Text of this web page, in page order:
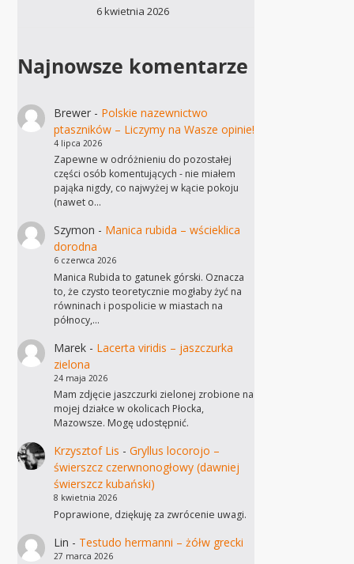
6 kwietnia 2026
Najnowsze komentarze
Brewer- Polskie nazewnictwo
ptaszników – Liczymy na Wasze opinie!
4 lipca 2026
Zapewne w odróżnieniu do pozostałej
części osób komentujących - nie miałem
pająka nigdy, co najwyżej w kącie pokoju
(nawet o…
Szymon - Manica rubida – wścieklica
dorodna
6 czerwca 2026
Manica Rubida to gatunek górski. Oznacza
to, że czysto teoretycznie mogłaby żyć na
równinach i pospolicie w miastach na
północy,…
Marek- Lacerta viridis – jaszczurka
zielona
24 maja 2026
Mam zdjęcie jaszczurki zielonej zrobione na
mojej działce w okolicach Płocka,
Mazowsze. Mogę udostępnić.
Krzysztof Lis - Gryllus locorojo –
świerszcz czerwnonogłowy (dawniej
świerszcz kubański)
8 kwietnia 2026
Poprawione, dziękuję za zwrócenie uwagi.
Lin - Testudo hermanni – żółw grecki
27 marca 2026